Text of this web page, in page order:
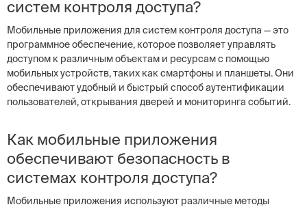
систем контроля доступа?
Мобильные приложения для систем контроля доступа — это
программное обеспечение, которое позволяет управлять
доступом к различным объектам и ресурсам с помощью
мобильных устройств, таких как смартфоны и планшеты. Они
обеспечивают удобный и быстрый способ аутентификации
пользователей, открывания дверей и мониторинга событий.
Как мобильные приложения
обеспечивают безопасность в
системах контроля доступа?
Мобильные приложения используют различные методы